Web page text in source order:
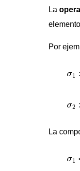
La
Por
σ1 :
σ2 :
La
σ1